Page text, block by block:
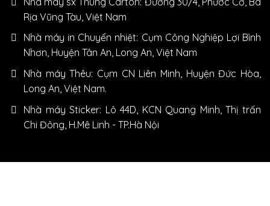
Rịa Vũng Tàu, Việt Nam
Nhà máy in Chuyển nhiệt: Cụm Công Nghiệp Lợi Bình
Nhơn, Huyện Tân An, Long An, Việt Nam
Nhà máy Thêu: Cụm CN Liên Minh, Huyện Đức Hòa,
Long An, Việt Nam.
Nhà máy Sticker: Lô 44D, KCN Quang Minh, Thị trấn
Chi Đông, H.Mê Linh - TP.Hà Nội